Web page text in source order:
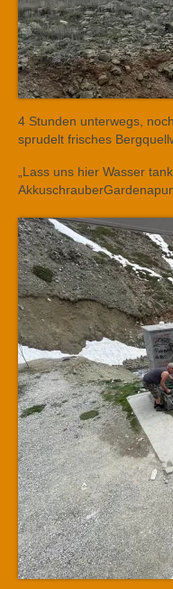
4 Stunden unterwegs,
sprudelt frisches
„Lass uns hier Wasser